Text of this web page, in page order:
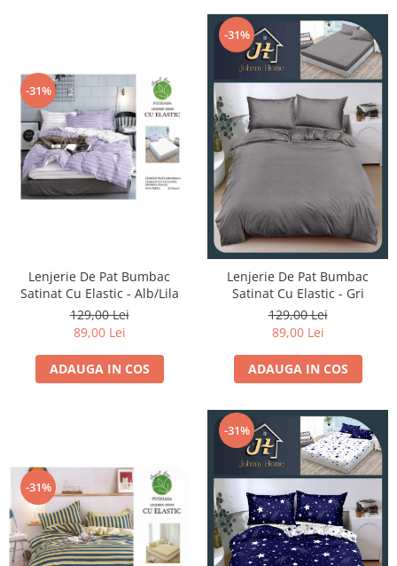
-31%
Lenjerie De Pat Bumbac
Satinat Cu Elastic - Alb/Lila
129,00 Lei
89,00 Lei
ADAUGA IN COS
-31%
Lenjerie De Pat Bumbac
Satinat Cu Elastic - Gri
129,00 Lei
89,00 Lei
ADAUGA IN COS
-31%
-31%